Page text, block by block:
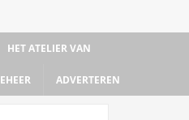
HET ATELIER VAN
ADVERTEREN